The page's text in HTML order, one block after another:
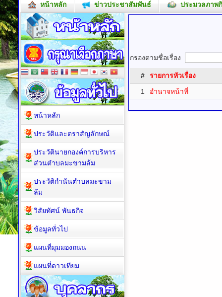
หน้าหลัก ข่าวประชาสัมพันธ์ ประมวลภาพ
กรองตามชื่อเรื่อง
#
รายการหัวเรื่อง
1
อำนาจหน้าที่
หน้าหลัก
ประวัติและตราสัญลักษณ์
ประวัตินายกองค์การบริหาร
ส่วนตำบลมะขามล้ม
ประวัติกำนันตำบลมะขาม
ล้ม
วิสัยทัศน์ พันธกิจ
ข้อมูลทั่วไป
แผนที่มุมมองถนน
แผนที่ดาวเทียม